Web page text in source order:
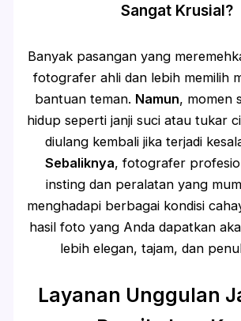
Sangat Krusial?
Banyak pasangan yang
fotografer ahli dan lebih memilih
bantuan teman. Namun, momen
hidup seperti janji suci atau tukar
diulang kembali jika terjadi
Sebaliknya, fotografer
insting dan peralatan yang
menghadapi berbagai kondisi
hasil foto yang Anda dapatkan
lebih elegan, tajam, dan
Layanan Unggulan